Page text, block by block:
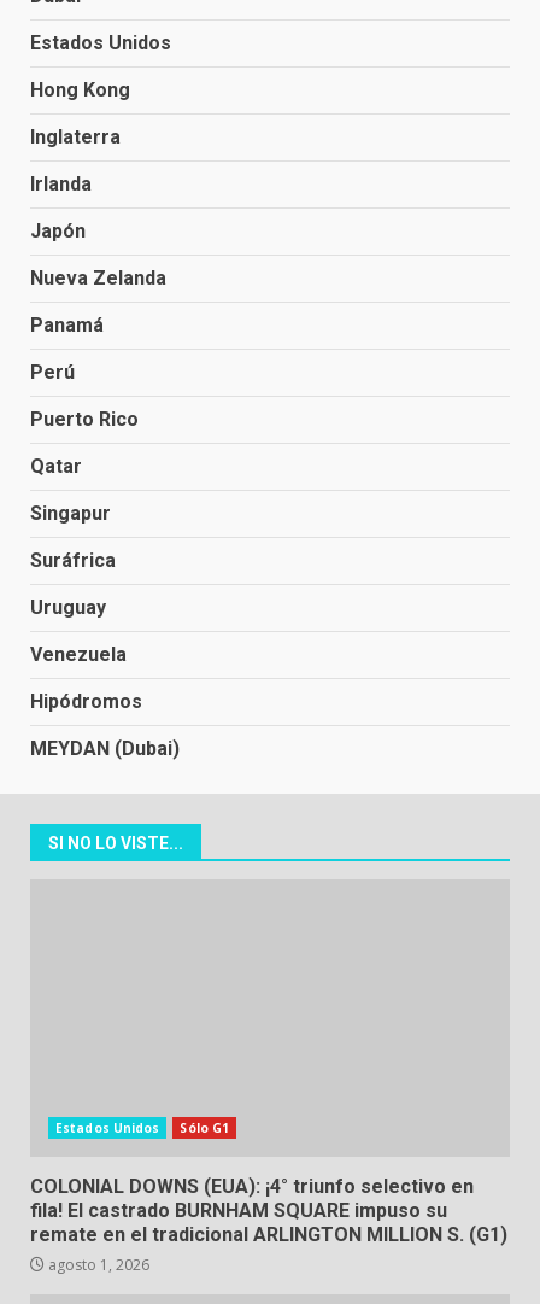
Estados Unidos
Hong Kong
Inglaterra
Irlanda
Japón
Nueva Zelanda
Panamá
Perú
Puerto Rico
Qatar
Singapur
Suráfrica
Uruguay
Venezuela
Hipódromos
MEYDAN (Dubai)
SI NO LO VISTE...
Estados Unidos Sólo G1
COLONIAL DOWNS (EUA): ¡4° triunfo selectivo en
fila! El castrado BURNHAM SQUARE impuso su
remate en el tradicional ARLINGTON MILLION S. (G1)
agosto 1, 2026